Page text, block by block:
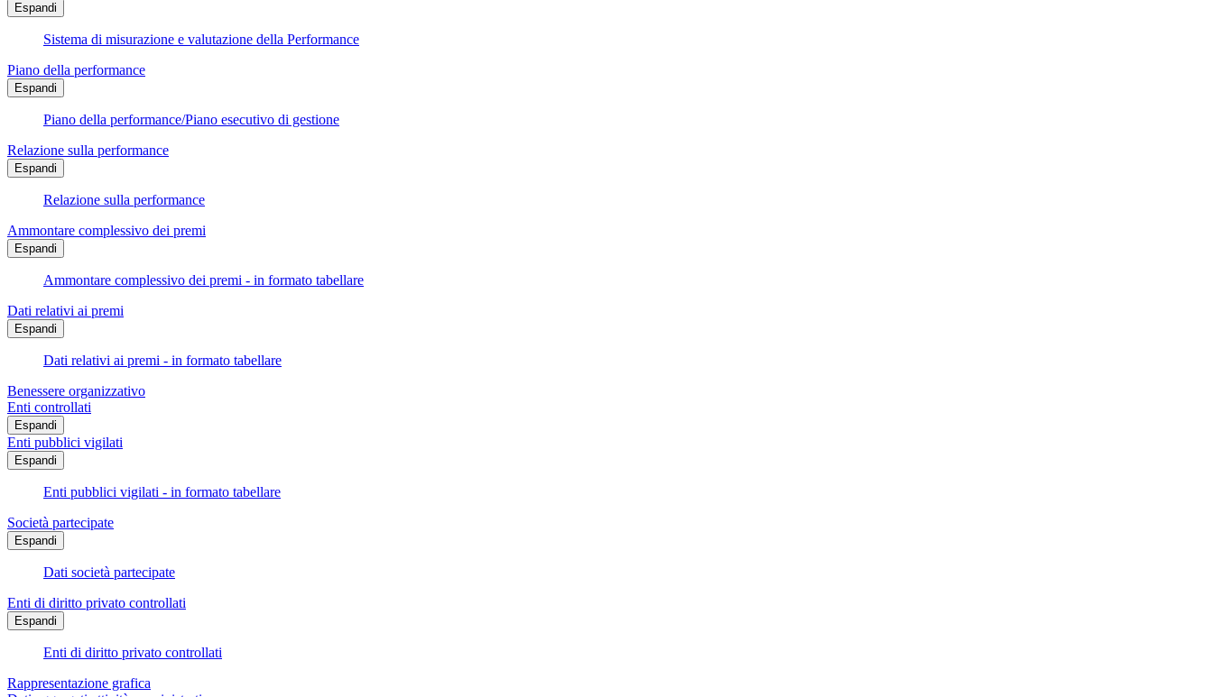
Espandi
Sistema di misurazione e valutazione della Performance
Piano della performance
Espandi
Piano della performance/Piano esecutivo di gestione
Relazione sulla performance
Espandi
Relazione sulla performance
Ammontare complessivo dei premi
Espandi
Ammontare complessivo dei premi - in formato tabellare
Dati relativi ai premi
Espandi
Dati relativi ai premi - in formato tabellare
Benessere organizzativo
Enti controllati
Espandi
Enti pubblici vigilati
Espandi
Enti pubblici vigilati - in formato tabellare
Società partecipate
Espandi
Dati società partecipate
Enti di diritto privato controllati
Espandi
Enti di diritto privato controllati
Rappresentazione grafica